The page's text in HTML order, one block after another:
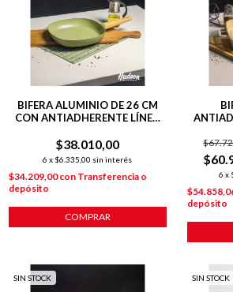
BIFERA ALUMINIO DE 26 CM
CON ANTIADHERENTE LÍNEA
$38.010,00
6 x $6.335,00 sin interés
$34.209,00con Transferencia o
depósito
COMPRAR
6 x
depósito
SIN STOCK SIN STOCK